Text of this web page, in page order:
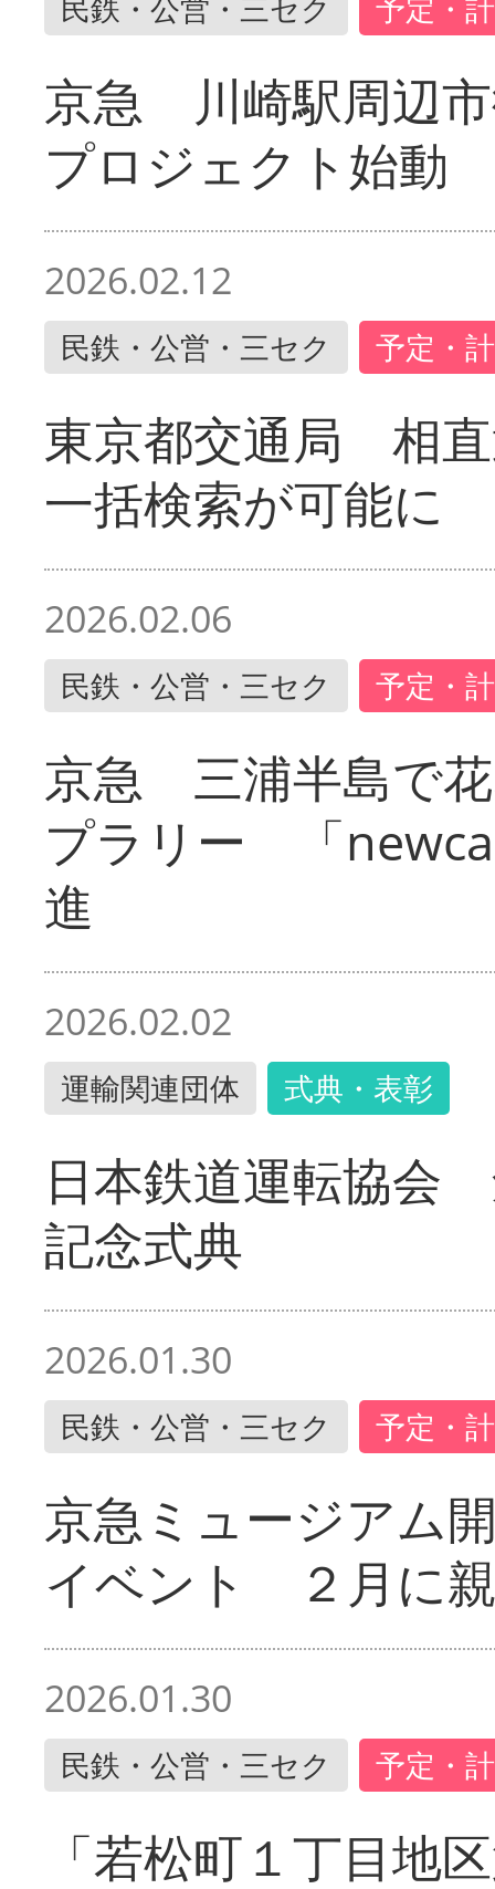
民鉄・公営・三セク 予定・
京急 川崎駅周辺
プロジェクト始動
2026.02.12
民鉄・公営・三セク 予定・
東京都交通局 相
一括検索が可能に
2026.02.06
民鉄・公営・三セク 予定・
京急 三浦半島で
プラリー 「
進
2026.02.02
運輸関連団体 式典・表彰
日本鉄道運転協会
記念式典
2026.01.30
民鉄・公営・三セク 予定・
京急ミュージアム
イベント ２月に
2026.01.30
民鉄・公営・三セク 予定・
「若松町１丁目地